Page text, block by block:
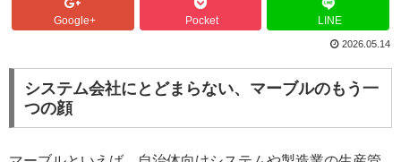
Google+ Pocket LINE
2026.05.14
システム会社にとどまらない、マーブルのもう一
つの顔